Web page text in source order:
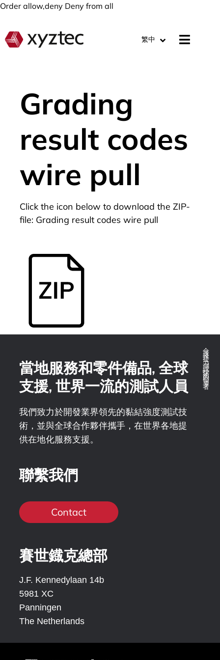
Order allow,deny Deny from all
繁中
Grading
result codes
wire pull
Click the icon below to download the ZIP-
file: Grading result codes wire pull
全球推拉力測試技術的領導者
當地服務和零件備品, 全球
支援, 世界一流的測試人員
我們致力於開發業界領先的黏結強度測試技
術，並與全球合作夥伴攜手，在世界各地提
供在地化服務支援。
聯繫我們
Contact
賽世鐡克總部
J.F. Kennedylaan 14b
5981 XC
Panningen
The Netherlands